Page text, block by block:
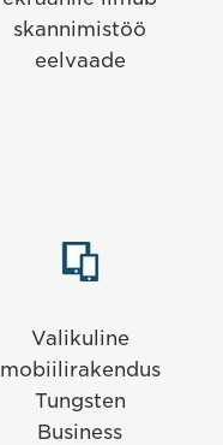
skannimistöö
eelvaade
Optional
Nuance
mobile
app
Valikuline
mobiilirakendus
Tungsten
Business